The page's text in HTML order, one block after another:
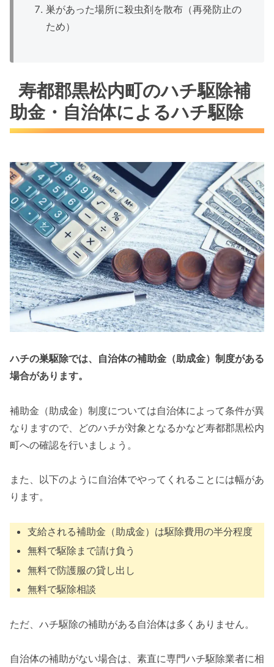
巣があった場所に殺虫剤を散布（再発防止の
ため）
寿都郡黒松内町のハチ駆除補
助金・自治体によるハチ駆除
ハチの巣駆除では、自治体の補助金（助成金）制度がある
場合があります。
補助金（助成金）制度については自治体によって条件が異
なりますので、どのハチが対象となるかなど寿都郡黒松内
町への確認を行いましょう。
また、以下のように自治体でやってくれることには幅があ
ります。
支給される補助金（助成金）は駆除費用の半分程度
無料で駆除まで請け負う
無料で防護服の貸し出し
無料で駆除相談
ただ、ハチ駆除の補助がある自治体は多くありません。
自治体の補助がない場合は、素直に専門ハチ駆除業者に相